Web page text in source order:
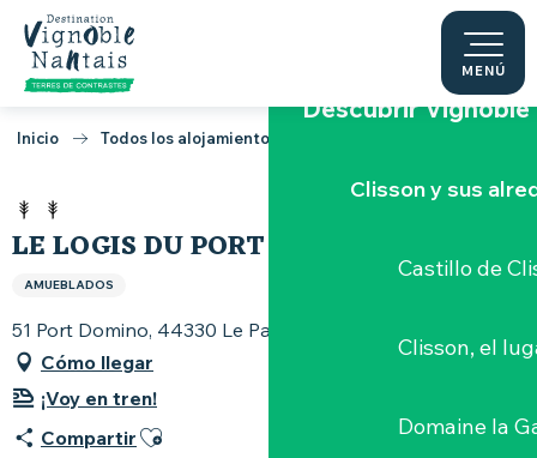
Aller
contenu
principal
MENÚ
Descubrir Vignoble
Clisson y sus
Castillo de
Clisson, el
Domaine la
Inicio Todos los alojamientos
LE LOGIS DU PORT DOMINO
AMUEBLADOS
51 Port Domino, 44330 Le Pallet
Cómo llegar
¡Voy en tren!
Compartir Ajouter aux favoris